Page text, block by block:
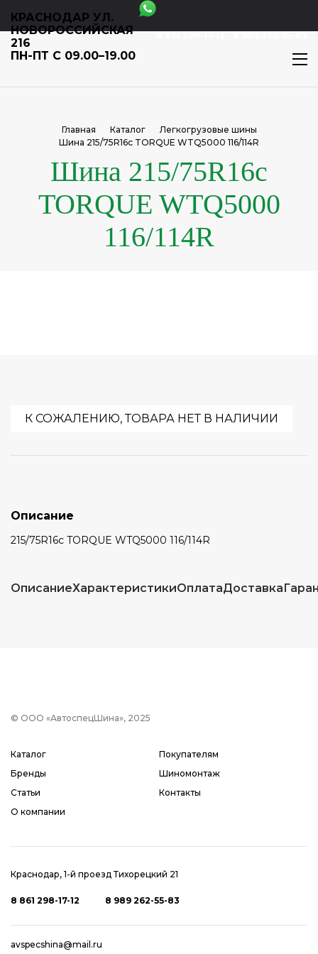
КРАСНОДАР УЛ.
НОВОРОССИЙСКАЯ
216
ПН-ПТ С 09.00–19.00
8 861 298-17-12 8 989 262-55-83
Главная Каталог
Легкогрузовые шины
Шина 215/75R16c TORQUE WTQ5000 116/114R
Шина 215/75R16c
TORQUE WTQ5000
116/114R
К СОЖАЛЕНИЮ, ТОВАРА НЕТ В НАЛИЧИИ
Описание
215/75R16c TORQUE WTQ5000 116/114R
ОписаниеХарактеристикиОплатаДоставка
© ООО «АвтоспецШина», 2025
Каталог
Бренды
Статьи
О компании
Покупателям
Шиномонтаж
Контакты
Краснодар, 1-й проезд Тихорецкий 21
8 861 298-17-12 8 989 262-55-83
avspecshina@mail.ru